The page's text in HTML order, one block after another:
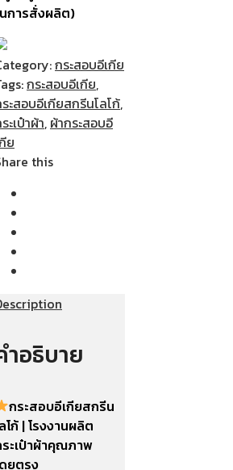
การสั่งผลิต)
กระสอบอีเกีย
กระสอบอีเกีย,
ะสอบอีเกียสกรีนโลโก้,
ะเป๋าผ้า, ผ้ากระสอบอี
ย
this
ำอธิบาย
กระสอบอีเกียสกรีน
โก้ | โรงงานผลิต
ะเป๋าผ้าคุณภาพ
ยตรง